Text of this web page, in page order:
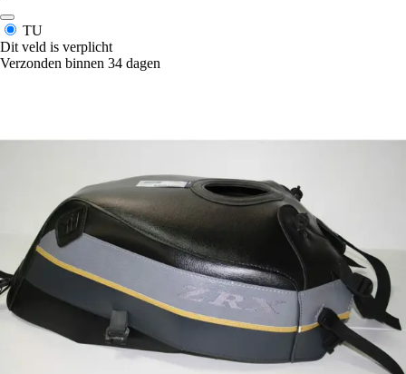
TU
Dit veld is verplicht
Verzonden binnen 34 dagen